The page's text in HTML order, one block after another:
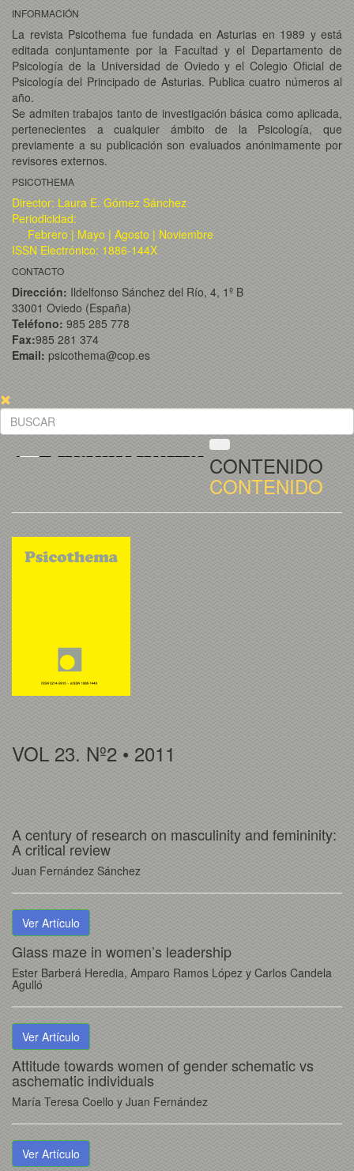
INFORMACIÓN
La revista Psicothema fue fundada en Asturias en 1989 y está
editada conjuntamente por la Facultad y el Departamento de
Psicología de la Universidad de Oviedo y el Colegio Oficial de
Psicología del Principado de Asturias. Publica cuatro números al
año.
Se admiten trabajos tanto de investigación básica como aplicada,
pertenecientes a cualquier ámbito de la Psicología, que
previamente a su publicación son evaluados anónimamente por
revisores externos.
PSICOTHEMA
Director: Laura E. Gómez Sánchez
Periodicidad:
Febrero | Mayo | Agosto | Noviembre
ISSN Electrónico: 1886-144X
CONTACTO
Dirección: Ildelfonso Sánchez del Río, 4, 1º B
33001 Oviedo (España)
Teléfono: 985 285 778
Fax:985 281 374
Email: psicothema@cop.es
CONTENIDO
CONTENIDO
VOL 23. Nº2 • 2011
A century of research on masculinity and femininity:
A critical review
Juan Fernández Sánchez
Ver Artículo
Glass maze in women’s leadership
Ester Barberá Heredia, Amparo Ramos López y Carlos Candela
Agulló
Ver Artículo
Attitude towards women of gender schematic vs
aschematic individuals
María Teresa Coello y Juan Fernández
Ver Artículo